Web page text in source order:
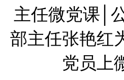
主任微党课│
部主任张艳红
党员上